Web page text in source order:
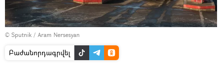
© Sputnik / Aram Nersesyan
Բաժանորդագրվել